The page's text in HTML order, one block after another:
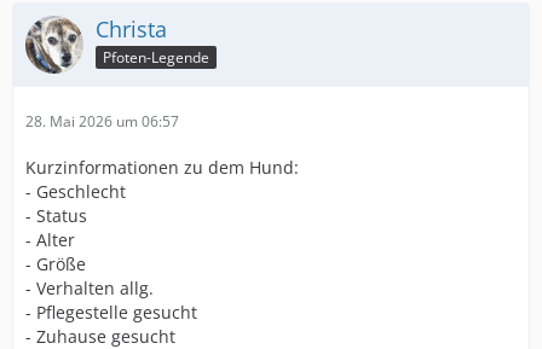
Christa
Pfoten-Legende
28. Mai 2026 um 06:57
Kurzinformationen zu dem Hund:
- Geschlecht
- ⁠Status
- ⁠Alter
- ⁠Größe
- ⁠Verhalten allg.
- ⁠Pflegestelle gesucht
- ⁠Zuhause gesucht